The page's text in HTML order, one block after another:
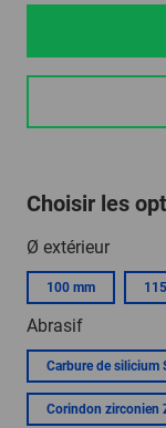
Choisir les
Ø extérieur
100 mm
Abrasif
Carbure de silicium
Corindon zirconien